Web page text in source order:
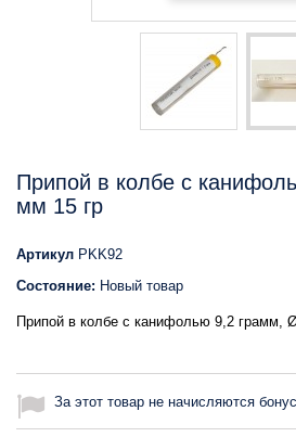
Припой в колбе с
мм 15 гр
Артикул PKK92
Состояние: Новый товар
Припой в колбе с канифолью 9,2 грамм,
За этот товар не начисляются